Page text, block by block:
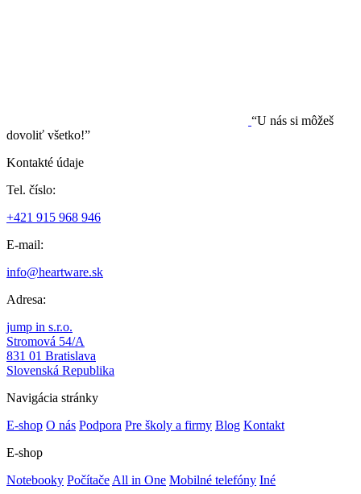
“U nás si môžeš
dovoliť všetko!”
Kontakté údaje
Tel. číslo:
+421 915 968 946
E-mail:
info@heartware.sk
Adresa:
jump in s.r.o.
Stromová 54/A
831 01 Bratislava
Slovenská Republika
Navigácia stránky
E-shop O nás Podpora Pre školy a firmy Blog Kontakt
E-shop
Notebooky Počítače All in One Mobilné telefóny Iné